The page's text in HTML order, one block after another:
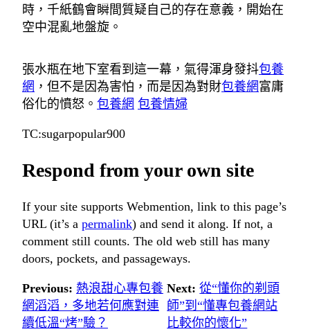
時，千紙鶴會瞬間質疑自己的存在意義，開始在
空中混亂地盤旋。
張水瓶在地下室看到這一幕，氣得渾身發抖包養
網 ，但不是因為害怕，而是因為對財包養網富庸
俗化的憤怒。 包養網 包養情婦
TC:sugarpopular900
Respond from your own site
If your site supports Webmention, link to this page’s
URL (it’s a permalink) and send it along. If not, a
comment still counts. The old web still has many
doors, pockets, and passageways.
Previous: 熱浪甜心專包養
網滔滔，多地若何應對連
續低溫“烤”驗？
Next: 從“懂你的剃頭
師”到“懂專包養網站
比較你的懷化”